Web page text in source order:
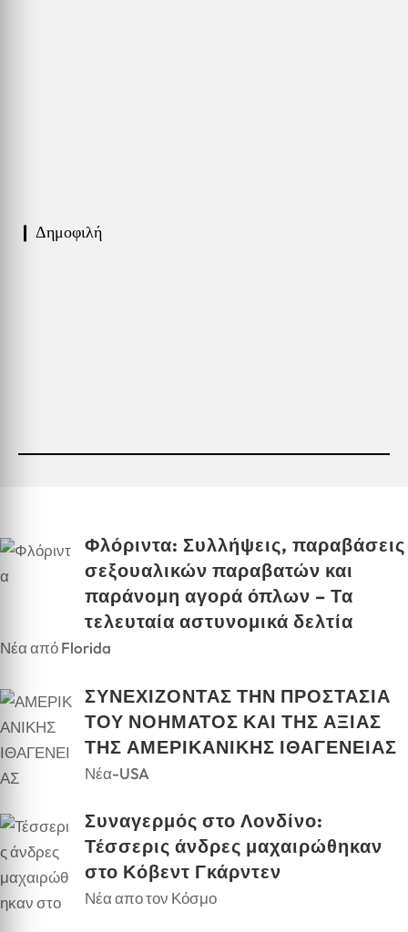
❙ Δημοφιλή
Φλόριντα: Συλλήψεις, παραβάσεις
σεξουαλικών παραβατών και
παράνομη αγορά όπλων – Τα
τελευταία αστυνομικά δελτία
Νέα από Florida
ΣΥΝΕΧΙΖΟΝΤΑΣ ΤΗΝ ΠΡΟΣΤΑΣΙΑ
ΤΟΥ ΝΟΗΜΑΤΟΣ ΚΑΙ ΤΗΣ ΑΞΙΑΣ
ΤΗΣ ΑΜΕΡΙΚΑΝΙΚΗΣ ΙΘΑΓΕΝΕΙΑΣ
Νέα-USA
Συναγερμός στο Λονδίνο:
Τέσσερις άνδρες μαχαιρώθηκαν
στο Κόβεντ Γκάρντεν
Νέα απο τον Κόσμο